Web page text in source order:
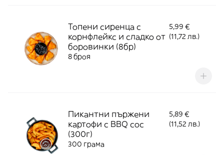
Топени сиренца с
корнфлейкс и сладко от
боровинки (8бр)
5,99 €
(11,72 лв.)
8 броя
Пикантни пържени
картофи с BBQ сос
(300г)
5,89 €
(11,52 лв.)
300 грама